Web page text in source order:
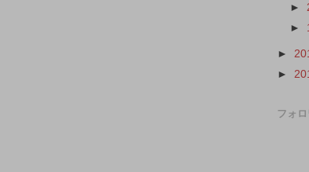
►
►
►
►
フォ